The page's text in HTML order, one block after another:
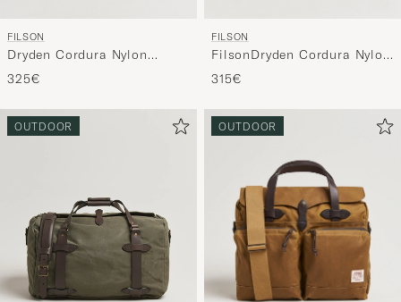
FILSON
Dryden Cordura Nylon
Backpack Whiskey
325€
FILSON
FilsonDryden Cordura Nylon
BriefcaseOtter Green
315€
OUTDOOR OUTDOOR